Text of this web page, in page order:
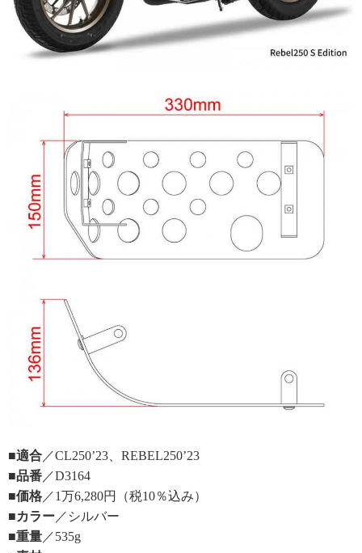
■適合 ／CL250’23、REBEL250’23
■品番 ／D3164
■価格 ／1万6,280円（税10％込み）
■カラー ／シルバー
■重量 ／535g